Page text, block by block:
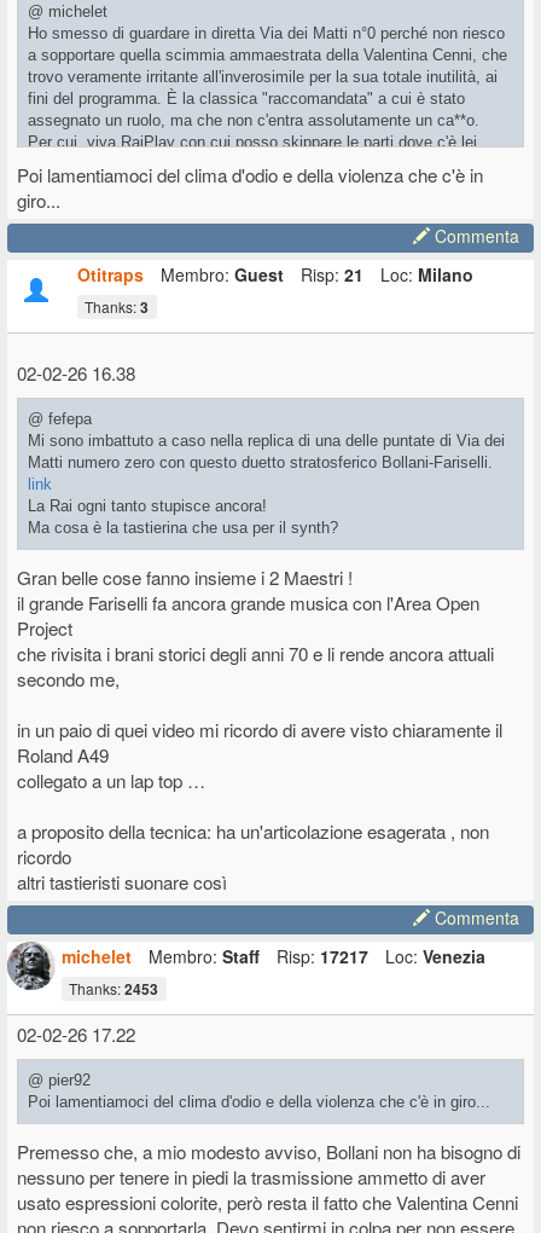
@ michelet
Ho smesso di guardare in diretta Via dei Matti n°0 perché non riesco
a sopportare quella scimmia ammaestrata della Valentina Cenni, che
trovo veramente irritante all'inverosimile per la sua totale inutilità, ai
fini del programma. È la classica "raccomandata" a cui è stato
assegnato un ruolo, ma che non c'entra assolutamente un ca**o.
Per cui, viva RaiPlay con cui posso skippare le parti dove c'è lei.
Poi lamentiamoci del clima d'odio e della violenza che c'è in
giro...
Commenta
Otitraps
Membro: Guest Risp: 21 Loc: Milano
Thanks:3
02-02-26 16.38
@ fefepa
Mi sono imbattuto a caso nella replica di una delle puntate di Via dei
Matti numero zero con questo duetto stratosferico Bollani-Fariselli.
link
La Rai ogni tanto stupisce ancora!
Ma cosa è la tastierina che usa per il synth?
Gran belle cose fanno insieme i 2 Maestri !
il grande Fariselli fa ancora grande musica con l'Area Open
Project
che rivisita i brani storici degli anni 70 e li rende ancora attuali
secondo me,
in un paio di quei video mi ricordo di avere visto chiaramente il
Roland A49
collegato a un lap top …
a proposito della tecnica: ha un'articolazione esagerata , non
ricordo
altri tastieristi suonare così
Commenta
michelet
Membro: Staff Risp: 17217 Loc: Venezia
Thanks:2453
02-02-26 17.22
@ pier92
Poi lamentiamoci del clima d'odio e della violenza che c'è in giro...
Premesso che, a mio modesto avviso, Bollani non ha bisogno di
nessuno per tenere in piedi la trasmissione ammetto di aver
usato espressioni colorite, però resta il fatto che Valentina Cenni
non riesco a sopportarla. Devo sentirmi in colpa per non essere